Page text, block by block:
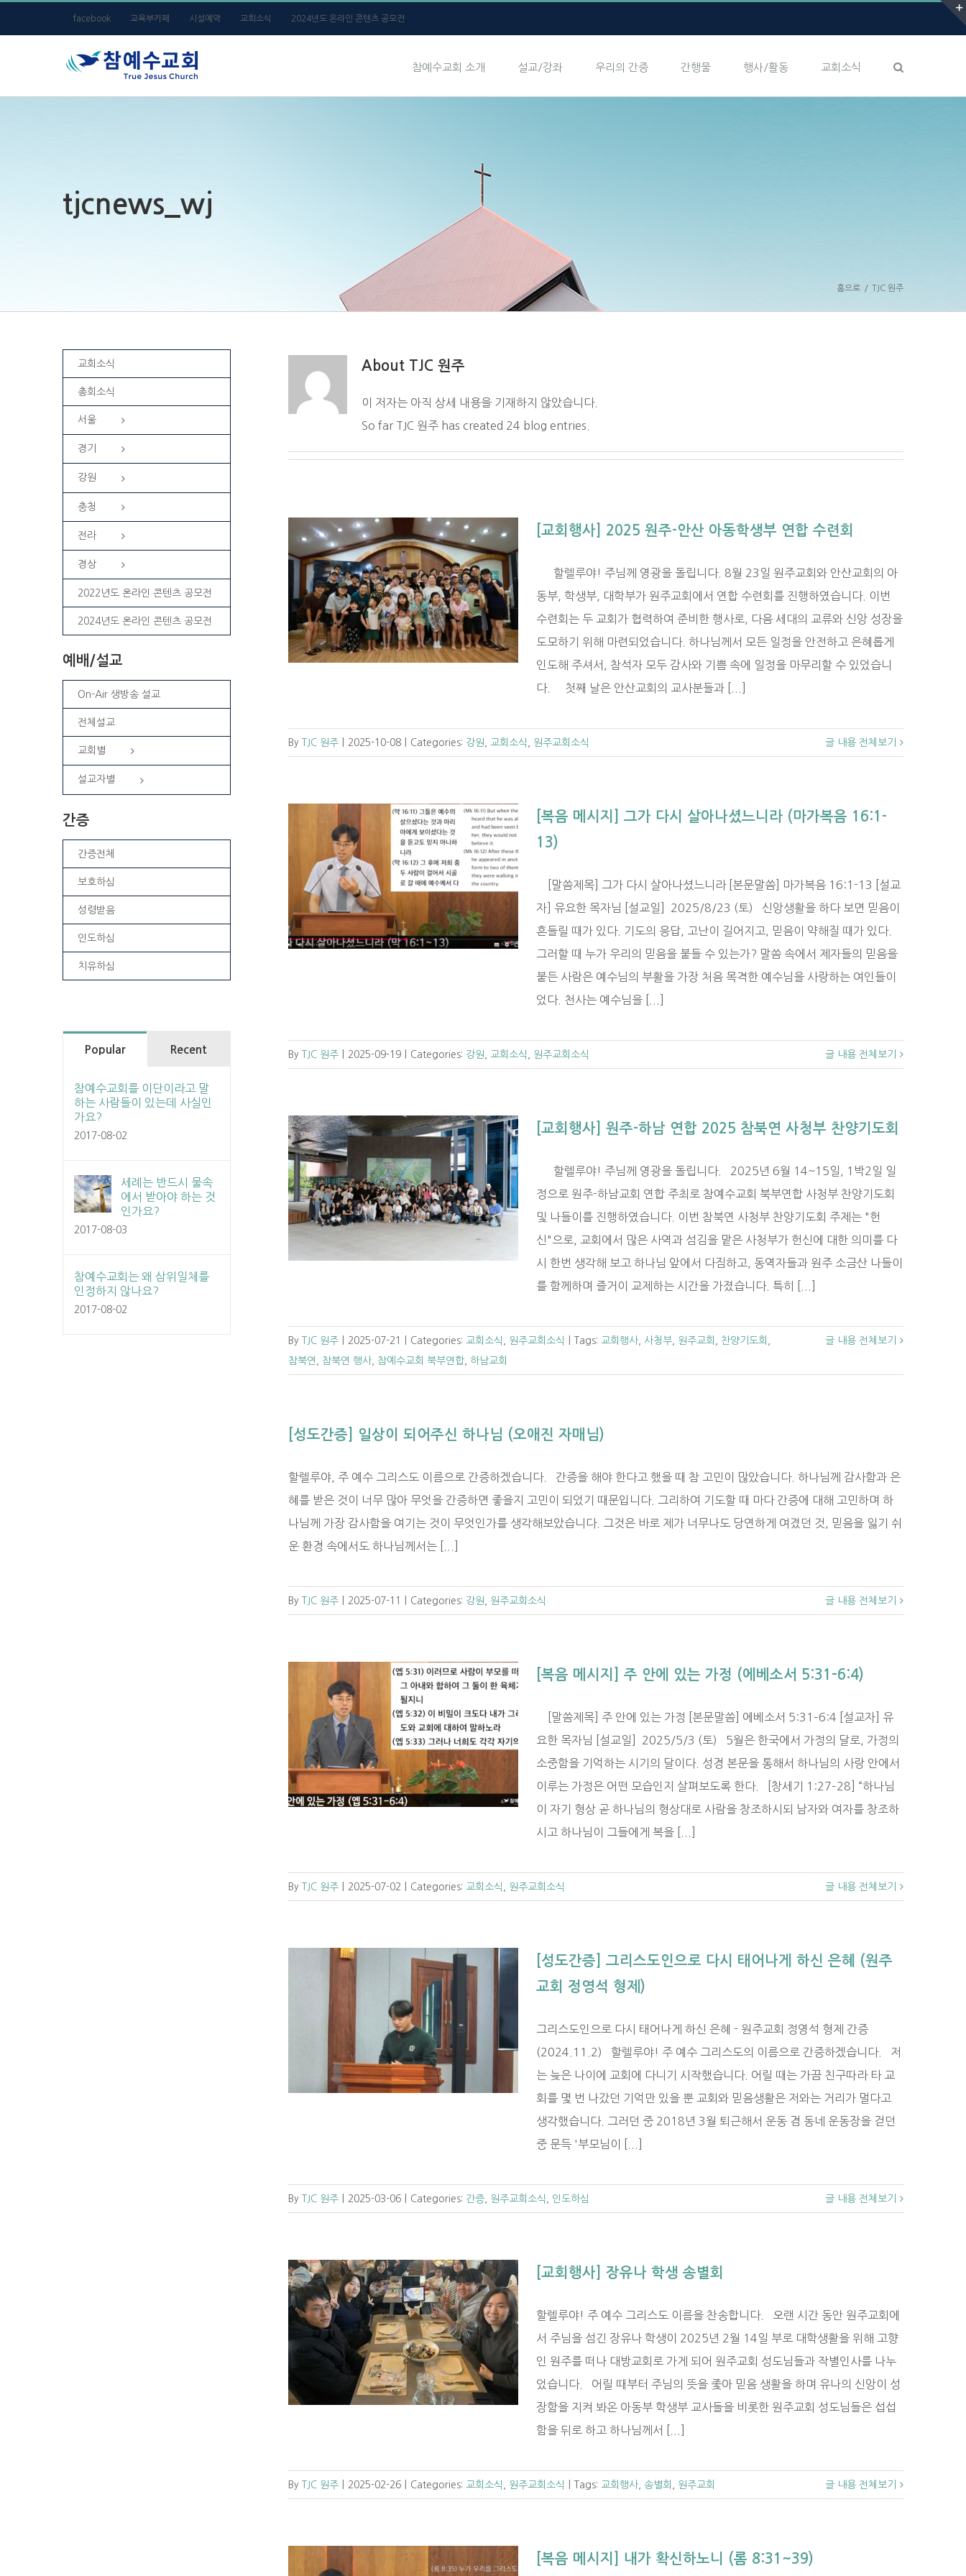
to
facebook 교육부카페 시설예약 교회소식 2024년도 온라인 콘텐츠 공모전
참예수교회 소개 설교/강좌 우리의 간증 간행물 행사/활동 교회소식
tjcnews_wj
홈으로 / TJC 원주
About TJC 원주
이 저자는 아직 상세 내용을 기재하지 않았습니다.
So far TJC 원주 has created 24 blog entries.
[교회행사] 2025 원주-안산 아동학생부
연합 수련회
강원 교회소식 원주교회소식
[교회행사] 2025 원주-안산 아동학생부 연합 수련회
할렐루야! 주님께 영광을 돌립니다. 8월 23일 원주교회와 안산교회의 아
동부, 학생부, 대학부가 원주교회에서 연합 수련회를 진행하였습니다. 이번
수련회는 두 교회가 협력하여 준비한 행사로, 다음 세대의 교류와 신앙 성장을
도모하기 위해 마련되었습니다. 하나님께서 모든 일정을 안전하고 은혜롭게
인도해 주셔서, 참석자 모두 감사와 기쁨 속에 일정을 마무리할 수 있었습니
다. 첫째 날은 안산교회의 교사분들과 [...]
By TJC 원주 2025-10-08 Categories: 강원 교회소식 원주교회소식 글 내용 전체보기
[복음 메시지] 그가 다시 살아나셨느니라
강원
[복음 메시지] 그가 다시 살아나셨느니라 (마가복음 16:1-
13)
[말씀제목] 그가 다시 살아나셨느니라 [본문말씀] 마가복음 16:1-13 [설교
자] 유요한 목자님 [설교일] 2025/8/23 (토) 신앙생활을 하다 보면 믿음이
흔들릴 때가 있다. 기도의 응답, 고난이 길어지고, 믿음이 약해질 때가 있다.
그러할 때 누가 우리의 믿음을 붙들 수 있는가? 말씀 속에서 제자들의 믿음을
붙든 사람은 예수님의 부활을 가장 처음 목격한 예수님을 사랑하는 여인들이
었다. 천사는 예수님을 [...]
By TJC 원주 2025-09-19 Categories: 강원 교회소식 원주교회소식 글 내용 전체보기
[교회행사] 원주-하남 연합 2025 참북
연 사청부 찬양기도회
교회소식
[교회행사] 원주-하남 연합 2025 참북연 사청부 찬양기도회
할렐루야! 주님께 영광을 돌립니다. 2025년 6월 14~15일, 1박2일 일
정으로 원주-하남교회 연합 주최로 참예수교회 북부연합 사청부 찬양기도회
및 나들이를 진행하였습니다. 이번 참북연 사청부 찬양기도회 주제는 "헌
신"으로, 교회에서 많은 사역과 섬김을 맡은 사청부가 헌신에 대한 의미를 다
시 한번 생각해 보고 하나님 앞에서 다짐하고, 동역자들과 원주 소금산 나들이
를 함께하며 즐거이 교제하는 시간을 가졌습니다. 특히 [...]
By TJC 원주 2025-07-21 Categories: 교회소식 원주교회소식 Tags: 교회행사 사청부 원주교회 찬양기도회
참북연
참북연 행사 참예수교회 북부연합 하남교회
글 내용 전체보기
[성도간증] 일상이 되어주신 하나님 (오애진 자매님)
할렐루야, 주 예수 그리스도 이름으로 간증하겠습니다. 간증을 해야 한다고 했을 때 참 고민이 많았습니다. 하나님께 감사함과 은
혜를 받은 것이 너무 많아 무엇을 간증하면 좋을지 고민이 되었기 때문입니다. 그리하여 기도할 때 마다 간증에 대해 고민하며 하
나님께 가장 감사함을 여기는 것이 무엇인가를 생각해보았습니다. 그것은 바로 제가 너무나도 당연하게 여겼던 것, 믿음을 잃기 쉬
운 환경 속에서도 하나님께서는 [...]
By TJC 원주 2025-07-11 Categories: 강원 원주교회소식 글 내용 전체보기
[복음 메시지] 주 안에 있는 가정 (에베소서 5:31–6:4)
[말씀제목] 주 안에 있는 가정 [본문말씀] 에베소서 5:31–6:4 [설교자] 유
요한 목자님 [설교일] 2025/5/3 (토) 5월은 한국에서 가정의 달로, 가정의
소중함을 기억하는 시기의 달이다. 성경 본문을 통해서 하나님의 사랑 안에서
이루는 가정은 어떤 모습인지 살펴보도록 한다. [창세기 1:27–28] “하나님
이 자기 형상 곧 하나님의 형상대로 사람을 창조하시되 남자와 여자를 창조하
시고 하나님이 그들에게 복을 [...]
By TJC 원주 2025-07-02 Categories: 교회소식 원주교회소식 글 내용 전체보기
[성도간증] 그리스도인으로 다시 태어나게 하신 은혜 (원주
교회 정영석 형제)
그리스도인으로 다시 태어나게 하신 은혜 - 원주교회 정영석 형제 간증
(2024.11.2) 할렐루야! 주 예수 그리스도의 이름으로 간증하겠습니다. 저
는 늦은 나이에 교회에 다니기 시작했습니다. 어릴 때는 가끔 친구따라 타 교
회를 몇 번 나갔던 기억만 있을 뿐 교회와 믿음생활은 저와는 거리가 멀다고
생각했습니다. 그러던 중 2018년 3월 퇴근해서 운동 겸 동네 운동장을 걷던
중 문득 '부모님이 [...]
By TJC 원주 2025-03-06 Categories: 간증 원주교회소식 인도하심 글 내용 전체보기
[교회행사] 장유나 학생 송별회
할렐루야! 주 예수 그리스도 이름을 찬송합니다. 오랜 시간 동안 원주교회에
서 주님을 섬긴 장유나 학생이 2025년 2월 14일 부로 대학생활을 위해 고향
인 원주를 떠나 대방교회로 가게 되어 원주교회 성도님들과 작별인사를 나누
었습니다. 어릴 때부터 주님의 뜻을 좇아 믿음 생활을 하며 유나의 신앙이 성
장함을 지켜 봐온 아동부 학생부 교사들을 비롯한 원주교회 성도님들은 섭섭
함을 뒤로 하고 하나님께서 [...]
By TJC 원주 2025-02-26 Categories: 교회소식 원주교회소식 Tags: 교회행사 송별회 원주교회 글 내용 전체보기
[복음 메시지] 내가 확신하노니 (롬 8:31~39)
교회소식
총회소식
서울
경기
강원
충청
전라
경상
2022년도 온라인 콘텐츠 공모전
2024년도 온라인 콘텐츠 공모전
예배/설교
On-Air 생방송 설교
전체설교
교회별
설교자별
간증
간증전체
보호하심
성령받음
인도하심
치유하심
Popular Recent
참예수교회를 이단이라고 말
하는 사람들이 있는데 사실인
가요?
2017-08-02
세례는 반드시 물속
에서 받아야 하는 것
인가요?
2017-08-03
참예수교회는 왜 삼위일체를
인정하지 않나요?
2017-08-02